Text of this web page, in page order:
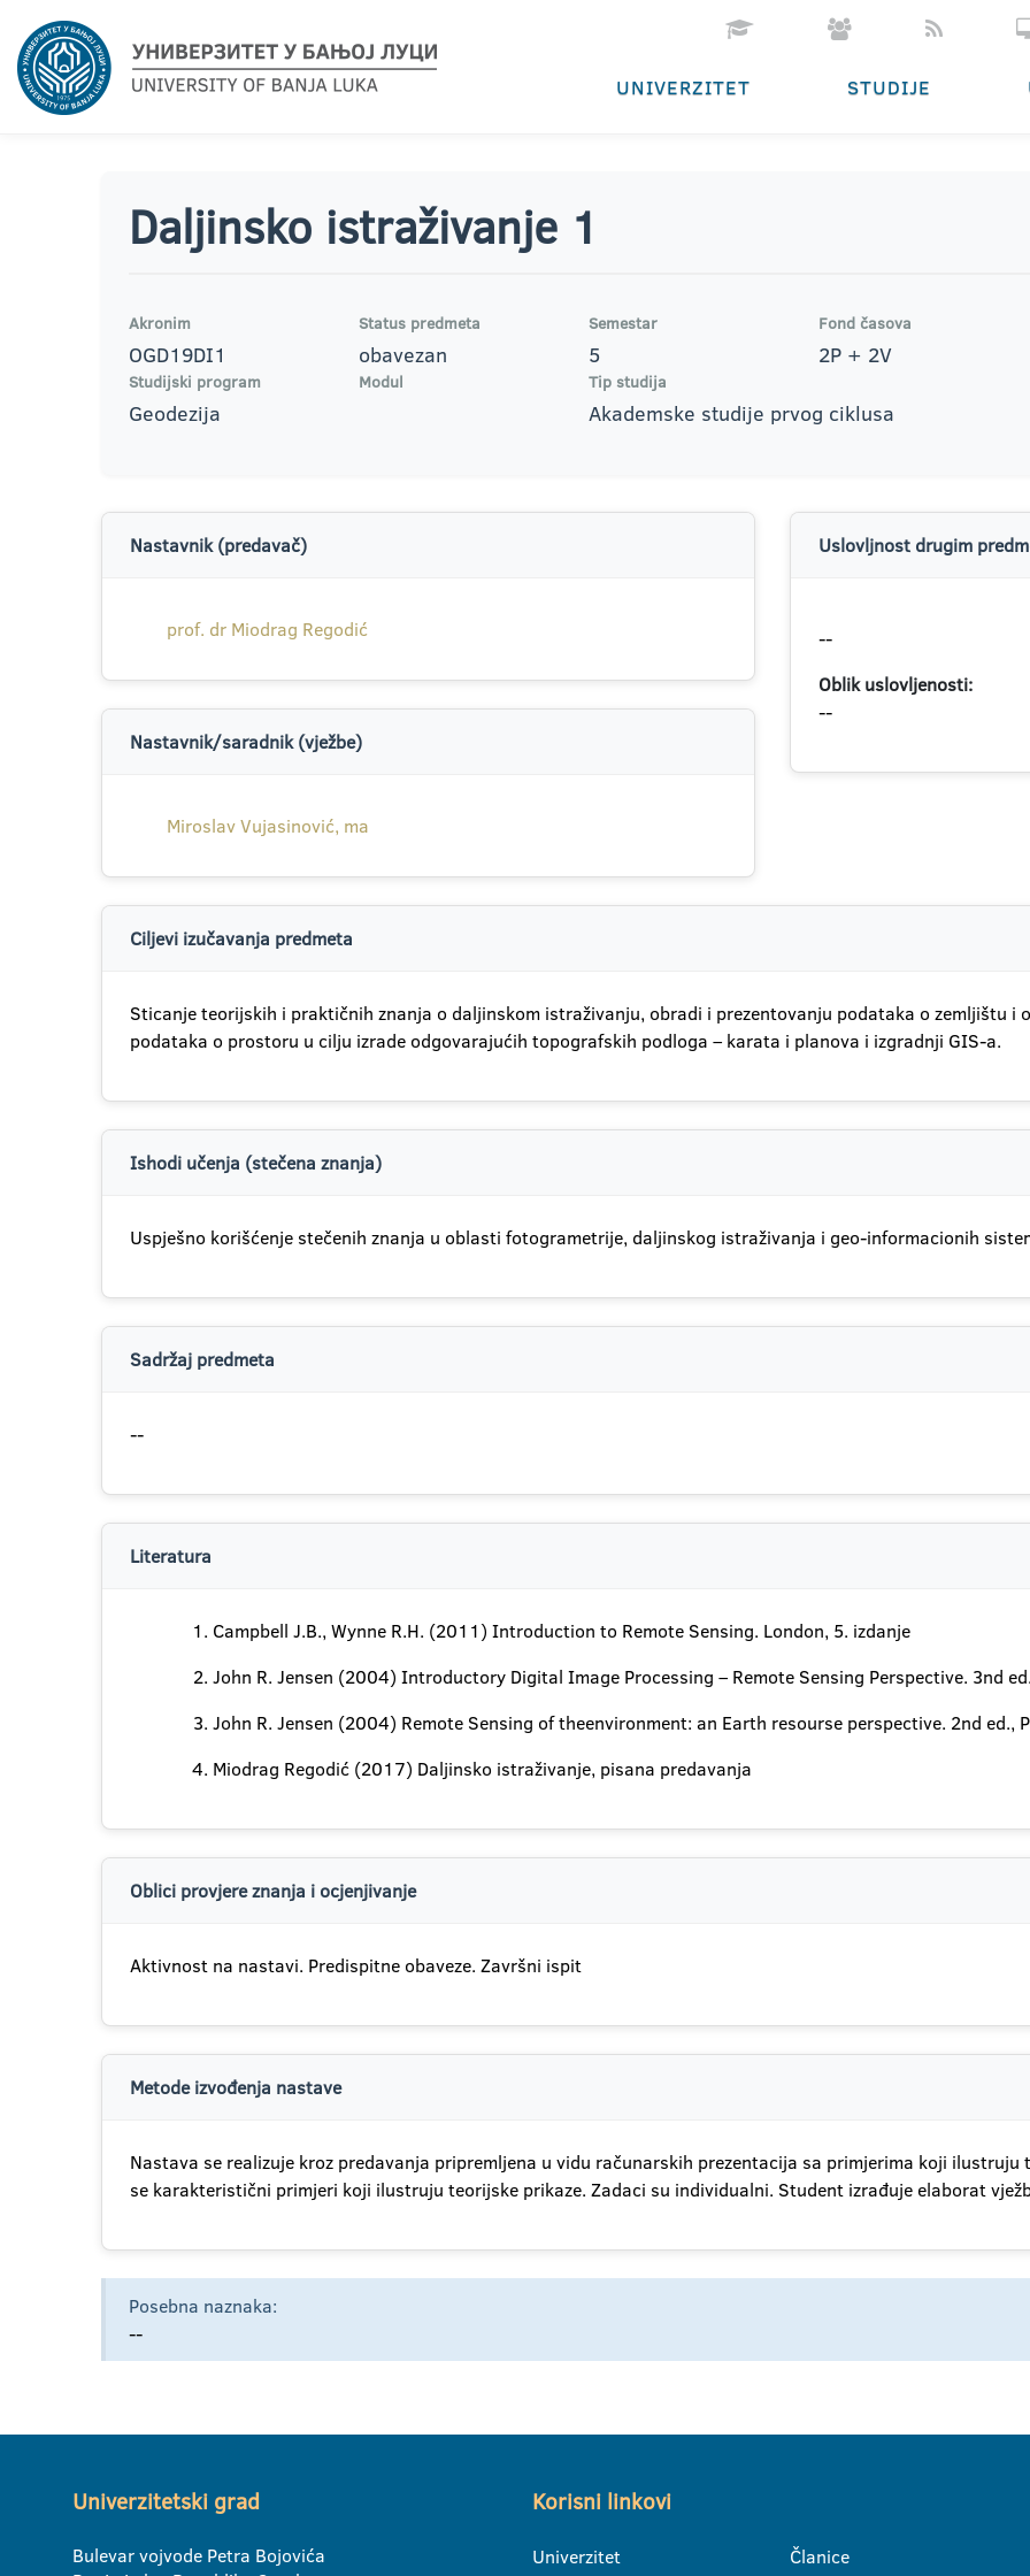
UNIVERZITET STUDIJE
Daljinsko istraživanje 1
Akronim
OGD19DI1
Status predmeta
obavezan
Semestar
5
Fond časova
2P + 2V
Studijski program
Geodezija
Modul Tip studija
Akademske studije prvog ciklusa
Nastavnik (predavač)
prof. dr Miodrag Regodić
Nastavnik/saradnik (vježbe)
Miroslav Vujasinović, ma
Uslovljnost drugim
--
Oblik uslovljenosti:
--
Ciljevi izučavanja predmeta
Sticanje teorijskih i praktičnih znanja o daljinskom istraživanju, obradi i prezentovanju podataka o zemljištu i
podataka o prostoru u cilju izrade odgovarajućih topografskih podloga – karata i planova i izgradnji GIS-a.
Ishodi učenja (stečena znanja)
Uspješno korišćenje stečenih znanja u oblasti fotogrametrije, daljinskog istraživanja i geo-informacionih
Sadržaj predmeta
--
Literatura
Campbell J.B., Wynne R.H. (2011) Introduction to Remote Sensing. London, 5. izdanje
John R. Jensen (2004) Introductory Digital Image Processing – Remote Sensing Perspective. 3nd
John R. Jensen (2004) Remote Sensing of theenvironment: an Earth resourse perspective. 2nd ed.,
Miodrag Regodić (2017) Daljinsko istraživanje, pisana predavanja
Oblici provjere znanja i ocjenjivanje
Aktivnost na nastavi. Predispitne obaveze. Završni ispit
Metode izvođenja nastave
Nastava se realizuje kroz predavanja pripremljena u vidu računarskih prezentacija sa primjerima koji ilustruju
se karakteristični primjeri koji ilustruju teorijske prikaze. Zadaci su individualni. Student izrađuje elaborat
Posebna naznaka:
--
Univerzitetski grad
Bulevar vojvode Petra Bojovića
Korisni linkovi
Univerzitet Članice